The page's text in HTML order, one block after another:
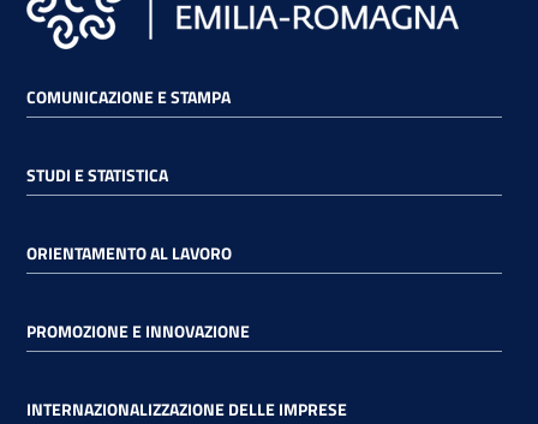
RSS
su
COMUNICAZIONE E STAMPA
STUDI E STATISTICA
ORIENTAMENTO AL LAVORO
PROMOZIONE E INNOVAZIONE
INTERNAZIONALIZZAZIONE DELLE IMPRESE